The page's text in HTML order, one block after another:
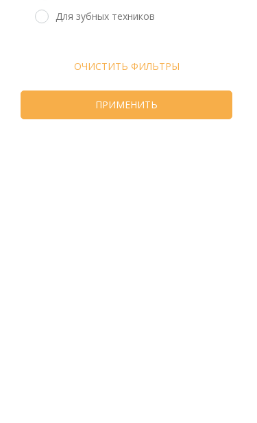
Для зубных техников
ОЧИСТИТЬ ФИЛЬТРЫ
ПРИМЕНИТЬ